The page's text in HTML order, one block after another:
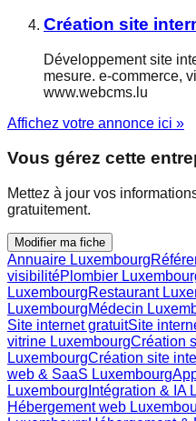
Création site
Développement site
mesure. e-commerce,
www.webcms.lu
Affichez votre annonce ici »
Vous gérez cette
Mettez à jour vos
gratuitement.
Modifier ma fiche
Annuaire Luxembourg
visibilitéPlombier
LuxembourgRestaurant
LuxembourgMédecin
Site internet gratuitSite
vitrine LuxembourgCréation
LuxembourgCréation site
web & SaaS Luxembourg
Luxembourg Intégration & IA
Hébergement web